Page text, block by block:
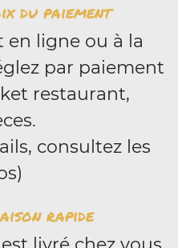
du paiement
en ligne ou à la
par paiement
restaurant,
consultez les
rapide